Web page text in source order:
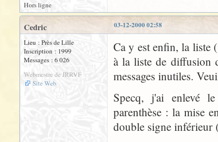
Hors ligne
03-12-2000 02:58
Cedric
Lieu : Près de Lille
Inscription : 1999
Messages : 6 026
Webmestre de JRRVF
Site Web
Ca y est enfin, la liste
à la liste de diffusion
messages inutiles.
Specq, j'ai enlevé
parenthèse : la mise
double signe